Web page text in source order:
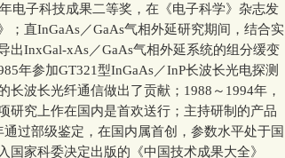
电子科技成果二等奖，在《电子科学》杂志发
直InGaAs／GaAs气相外延研究期间，结合实
出InxGal-xAs／GaAs气相外延系统的组分缓变
年参加GT321型InGaAs／InP长波长光电探测
波长光纤通信做出了贡献；1988～1994年，
研究上作在国内是首欢送行；主持研制的产品
过部级鉴定，在国内属首创，参数水平处于国
家科委决定出版的《中国技术成果大全》